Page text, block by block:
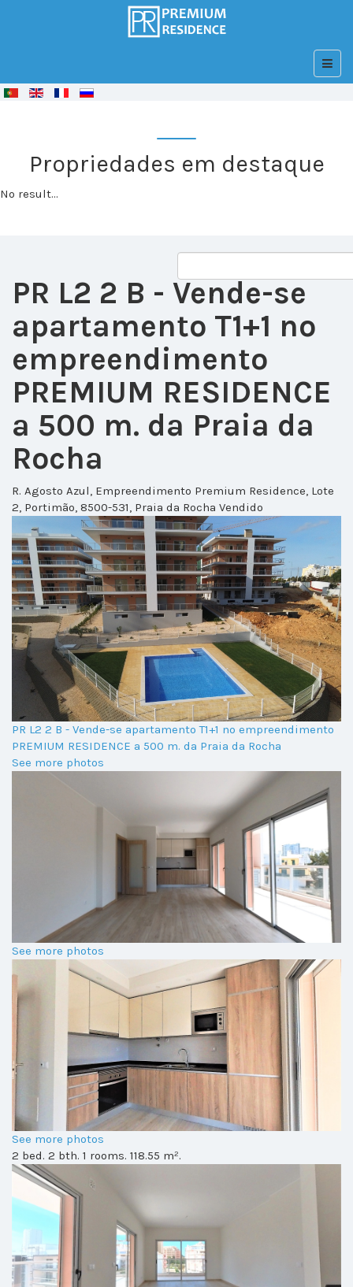
© FreeJoomla! 3 Modules
Propriedades em destaque
No result...
PR L2 2 B - Vende-se
apartamento T1+1 no
empreendimento
PREMIUM RESIDENCE
a 500 m. da Praia da
Rocha
R. Agosto Azul, Empreendimento Premium Residence, Lote
2, Portimão, 8500-531, Praia da Rocha Vendido
PR L2 2 B - Vende-se apartamento T1+1 no empreendimento
PREMIUM RESIDENCE a 500 m. da Praia da Rocha
See more photos
See more photos
See more photos
2 bed. 2 bth. 1 rooms. 118.55 m².